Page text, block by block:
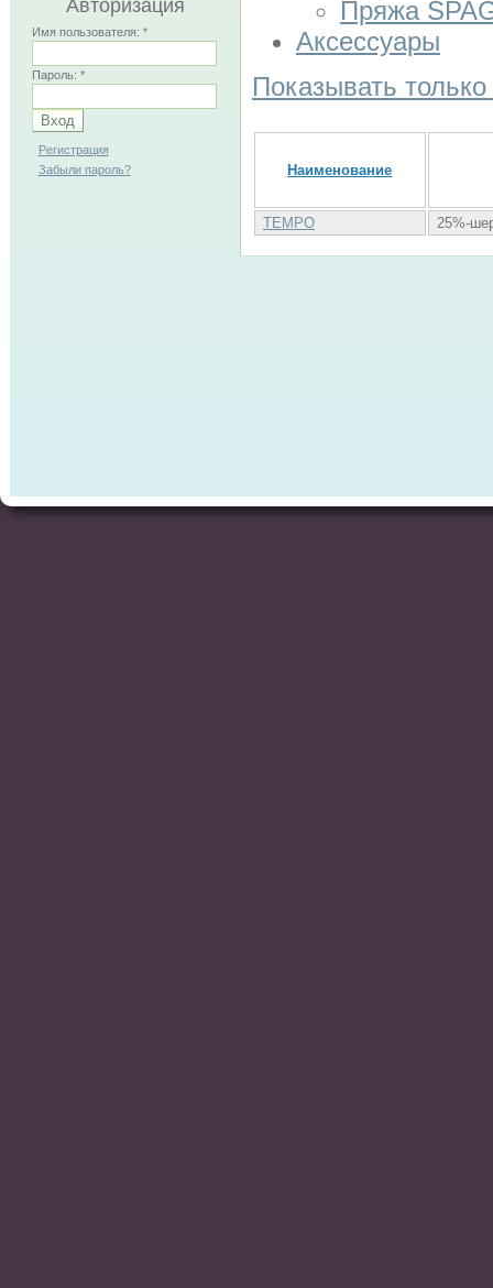
Авторизация
Имя пользователя: *
Пароль: *
Регистрация
Забыли пароль?
Пряжа
Аксессуары
Показывать
Наименование
TEMPO 25%-